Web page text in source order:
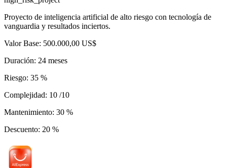
Proyecto de inteligencia artificial de alto riesgo con tecnología de
vanguardia y resultados inciertos.
Valor Base: 500.000,00 US$
Duración: 24 meses
Riesgo: 35 %
Complejidad: 10 /10
Mantenimiento: 30 %
Descuento: 20 %